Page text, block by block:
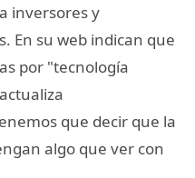
inversores y
En su web indican que
por "tecnología
que decir que la
algo que ver con